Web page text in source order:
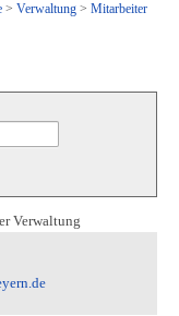
> Verwaltung> Mitarbeiter
Verwaltung